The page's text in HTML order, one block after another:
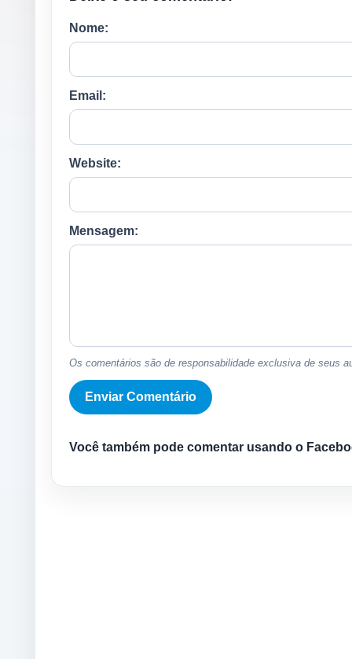
Nome:
Email:
Website:
Mensagem:
Os comentários são de responsabilidade exclusiva de seus
Você também pode comentar usando o